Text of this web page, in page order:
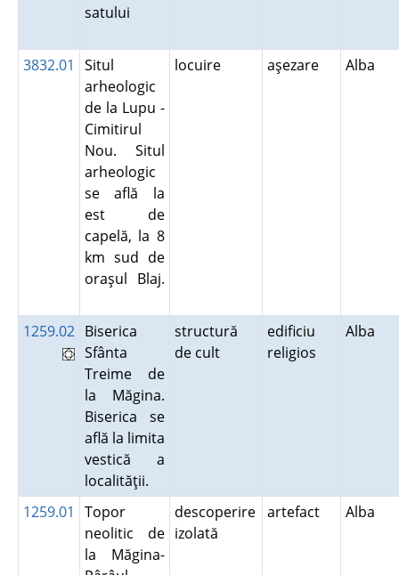
satului
3832.01
Situl
arheologic
de la Lupu -
Cimitirul
Nou. Situl
arheologic
se află la
est de
capelă, la 8
km sud de
oraşul Blaj.
locuire aşezare Alba
1259.02 Biserica
Sfânta
Treime de
la Măgina.
Biserica se
află la limita
vestică a
localităţii.
structură
de cult
edificiu
religios
Alba
1259.01
Topor
neolitic de
la Măgina-
descoperire
izolată
artefact Alba